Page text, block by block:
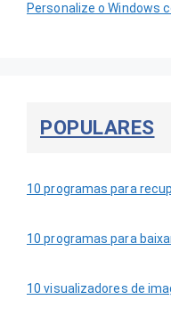
Personalize o Windows
POPULARES
10 programas para
10 programas para
10 visualizadores de